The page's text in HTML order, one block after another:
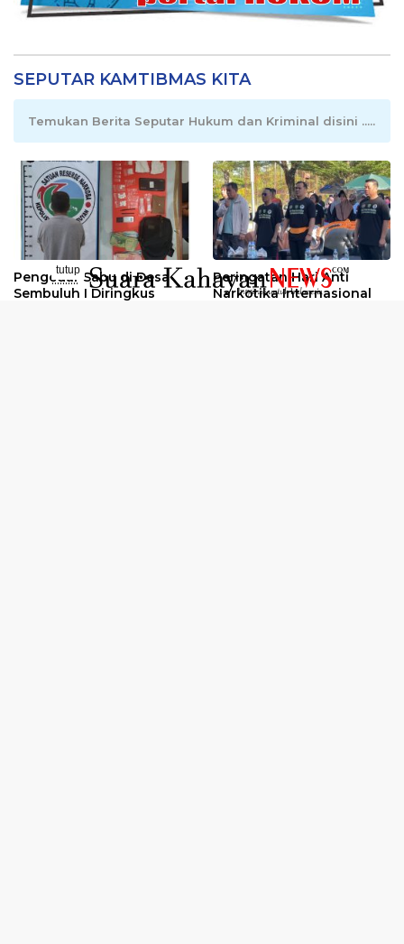
SEPUTAR KAMTIBMAS KITA
Temukan Berita Seputar Hukum dan Kriminal disini .....
Pengedar Sabu di Desa
Sembuluh I Diringkus
Peringatan Hari Anti
Narkotika Internasional
tutup
..........